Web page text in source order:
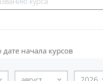
начала курсов
по дате начала
Год